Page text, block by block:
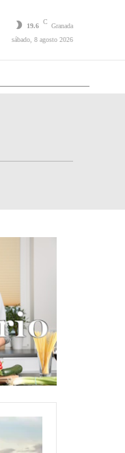
19.6
C
Granada
sábado, 8 agosto 2026